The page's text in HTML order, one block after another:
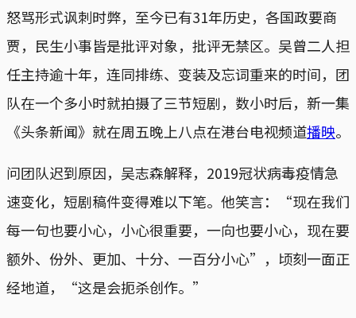
怒骂形式讽刺时弊，至今已有31年历史，各国政要商
贾，民生小事皆是批评对象，批评无禁区。吴曾二人担
任主持逾十年，连同排练、变装及忘词重来的时间，团
队在一个多小时就拍摄了三节短剧，数小时后，新一集
《头条新闻》就在周五晚上八点在港台电视频道播映。
问团队迟到原因，吴志森解释，2019冠状病毒疫情急
速变化，短剧稿件变得难以下笔。他笑言：“现在我们
每一句也要小心，小心很重要，一向也要小心，现在要
额外、份外、更加、十分、一百分小心”，顷刻一面正
经地道，“这是会扼杀创作。”